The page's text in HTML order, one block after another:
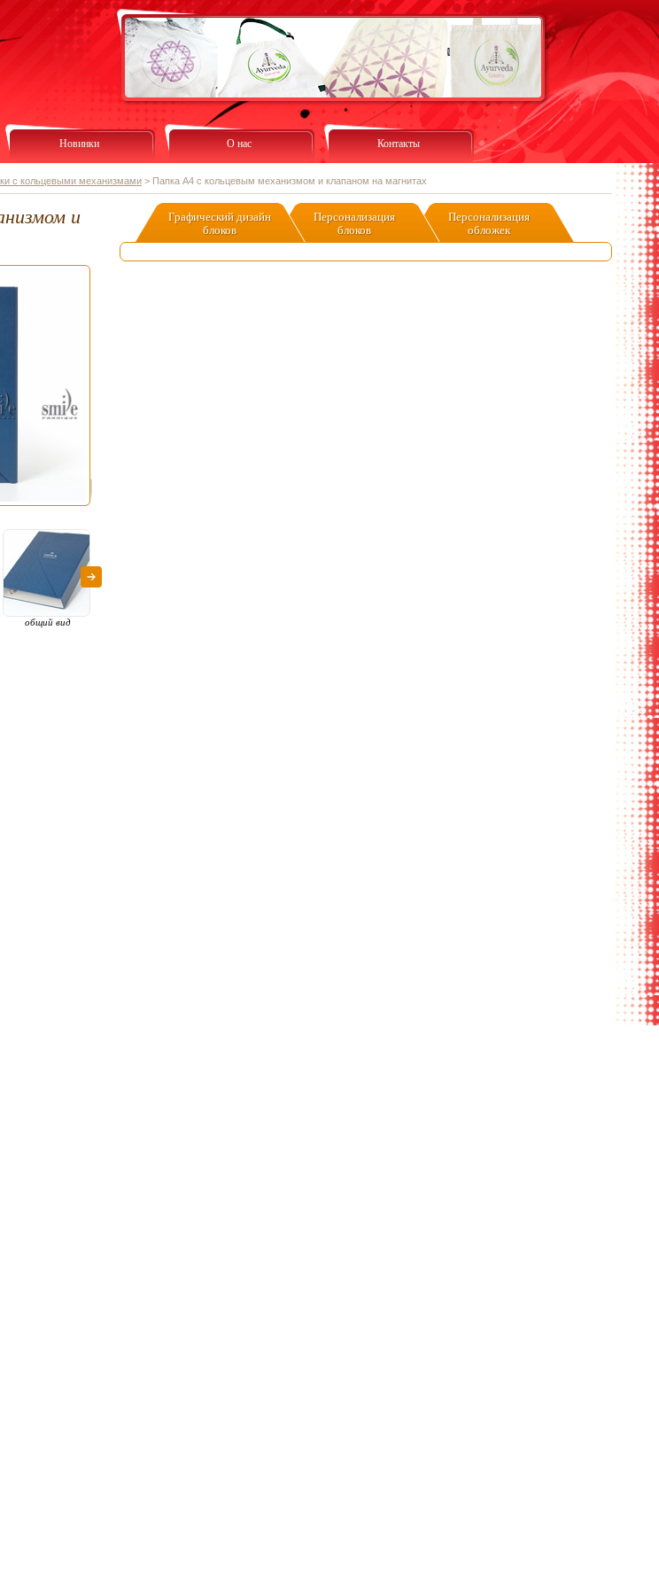
Новинки О нас Контакты
с кольцевыми механизмами > Папка А4 с кольцевым механизмом и клапаном на магнитах
и
общий вид
Графический дизайн
блоков
Персонализация
блоков
Персонализация
обложек